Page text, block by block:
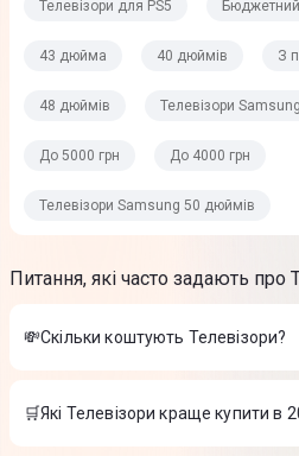
Телевізори для PS5 Бюджетний
43 дюйма 40 дюймів З
48 дюймів Телевізори
До 5000 грн До 4000 грн
Телевізори Samsung 50 дюймів
Питання, які часто задають про
💸Скільки коштують Телевізори?
Вартість товарів в категорії
Цитрус
🛒Які Телевізори краще купити в